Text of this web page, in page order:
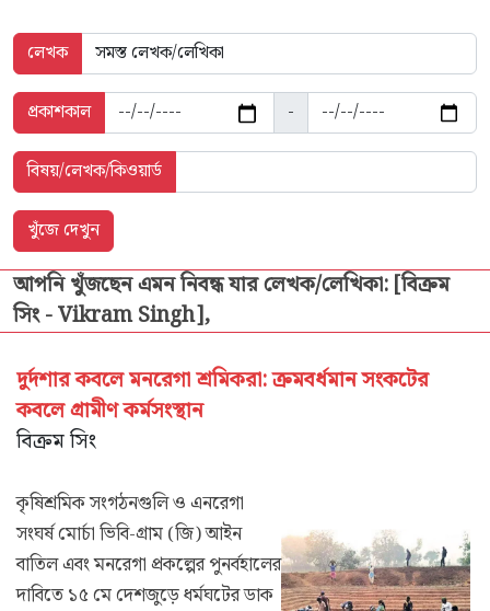
লেখক
প্রকাশকাল -
বিষয়/লেখক/কিওয়ার্ড
আপনি খুঁজছেন এমন নিবন্ধ যার লেখক/লেখিকা: [বিক্রম
সিং - Vikram Singh],
দুর্দশার কবলে মনরেগা শ্রমিকরা: ক্রমবর্ধমান সংকটের
কবলে গ্রামীণ কর্মসংস্থান
বিক্রম সিং
কৃষিশ্রমিক সংগঠনগুলি ও এনরেগা
সংঘর্ষ মোর্চা ভিবি-গ্রাম (জি) আইন
বাতিল এবং মনরেগা প্রকল্পের পুনর্বহালের
দাবিতে ১৫ মে দেশজুড়ে ধর্মঘটের ডাক